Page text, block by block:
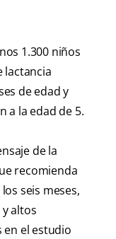
1.300 niños
lactancia
de edad y
a la edad de 5.
de la
recomienda
seis meses,
altos
en el estudio